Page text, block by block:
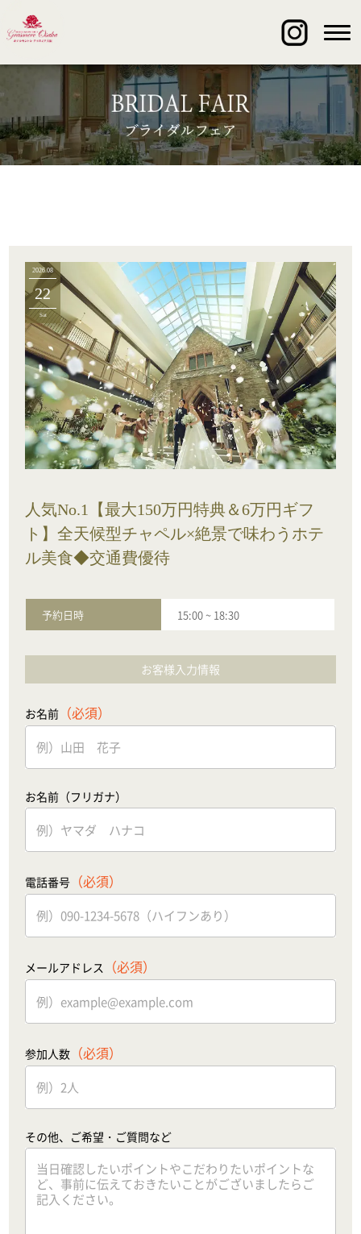
2026.08
22
Sat
人気No.1【最大150万円特典＆6万円ギフ
ト】全天候型チャペル×絶景で味わうホテ
ル美食◆交通費優待
予約日時 15:00~ 18:30
お客様入力情報
お名前 （必須）
お名前（フリガナ）
電話番号 （必須）
メールアドレス （必須）
参加人数 （必須）
その他、ご希望・ご質問など